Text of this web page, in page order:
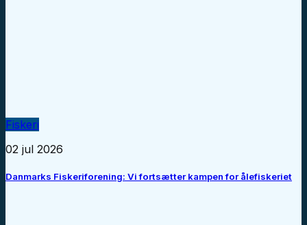
Fiskeri
02 jul 2026
Danmarks Fiskeriforening: Vi fortsætter kampen for ålefiskeriet